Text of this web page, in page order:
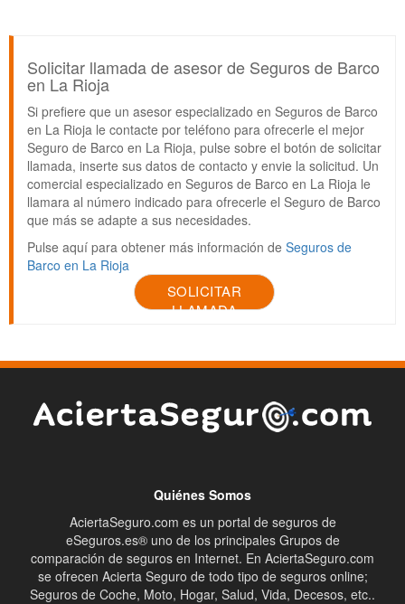
Solicitar llamada de asesor de Seguros de Barco
en La Rioja
Si prefiere que un asesor especializado en Seguros de Barco
en La Rioja le contacte por teléfono para ofrecerle el mejor
Seguro de Barco en La Rioja, pulse sobre el botón de solicitar
llamada, inserte sus datos de contacto y envie la solicitud. Un
comercial especializado en Seguros de Barco en La Rioja le
llamara al número indicado para ofrecerle el Seguro de Barco
que más se adapte a sus necesidades.
Pulse aquí para obtener más información de Seguros de
Barco en La Rioja
SOLICITAR
LLAMADA
Quiénes Somos
AciertaSeguro.com es un portal de seguros de
eSeguros.es® uno de los principales Grupos de
comparación de seguros en Internet. En AciertaSeguro.com
se ofrecen Acierta Seguro de todo tipo de seguros online;
Seguros de Coche, Moto, Hogar, Salud, Vida, Decesos, etc..